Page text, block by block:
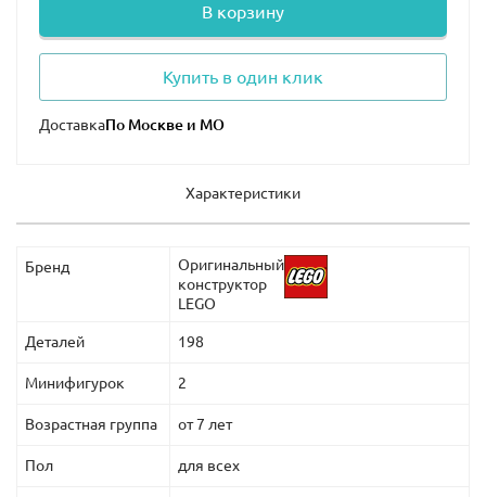
В корзину
Купить в один клик
Доставка
Характеристики
Бренд
Оригинальный
конструктор
LEGO
Деталей 198
Минифигурок 2
Возрастная группа от 7 лет
Пол для всех